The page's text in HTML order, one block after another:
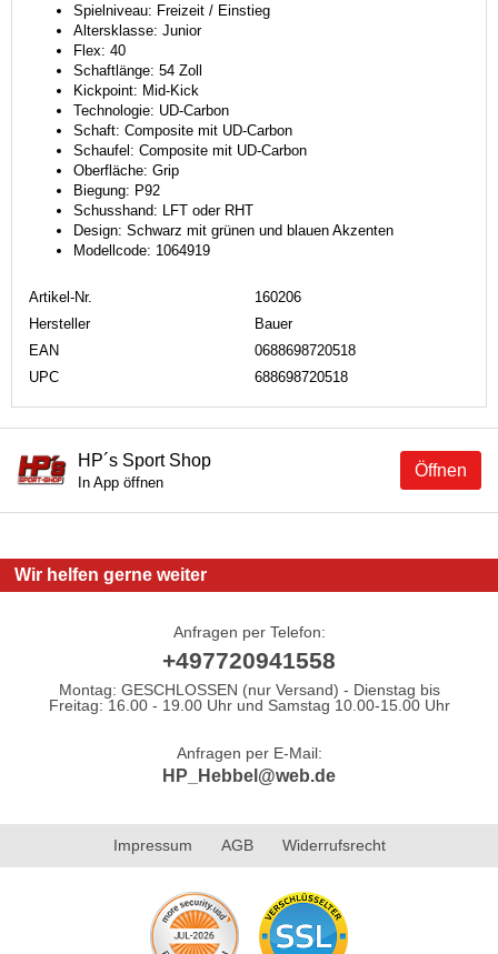
Spielniveau: Freizeit / Einstieg
Altersklasse: Junior
Flex: 40
Schaftlänge: 54 Zoll
Kickpoint: Mid-Kick
Technologie: UD-Carbon
Schaft: Composite mit UD-Carbon
Schaufel: Composite mit UD-Carbon
Oberfläche: Grip
Biegung: P92
Schusshand: LFT oder RHT
Design: Schwarz mit grünen und blauen Akzenten
Modellcode: 1064919
Artikel-Nr.
160206
Hersteller
Bauer
EAN
0688698720518
UPC
688698720518
Öffnen
HP´s Sport Shop
In App öffnen
Wir helfen gerne weiter
Anfragen per Telefon:
+497720941558
Montag: GESCHLOSSEN (nur Versand) - Dienstag bis
Freitag: 16.00 - 19.00 Uhr und Samstag 10.00-15.00 Uhr
Anfragen per E-Mail:
HP_Hebbel@web.de
Impressum AGB Widerrufsrecht